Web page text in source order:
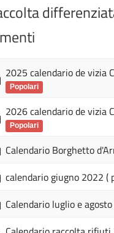
2025 calendario de vizia
Popolari
2026 calendario de vizia
Popolari
Calendario Borghetto
calendario giugno 2022 (
Calendario luglio e